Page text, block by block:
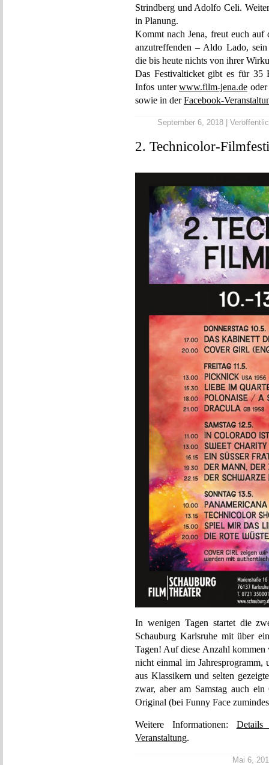
Strindberg und Adolfo Celi.
in Planung.
Kommt nach Jena, freut euch auf
anzutreffenden – Aldo Lado,
die bis heute nichts von ihrer
Das Festivalticket gibt es für 35
Infos unterwww.film-jena.de
sowie in derFacebook-
September 6, 2018 |
2. Technicolor-
In wenigen Tagen startet die
Schauburg Karlsruhe mit über
Tagen! Auf diese Anzahl
nicht einmal im Jahresprogramm,
aus Klassikern und selten
zwar, aber am Samstag auch
Original (bei Funny Face
Weitere Informationen: Details
Veranstaltung.
Mai 6,